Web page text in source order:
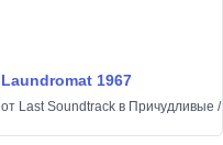
Laundromat 1967
от Last Soundtrack в Причудливые /